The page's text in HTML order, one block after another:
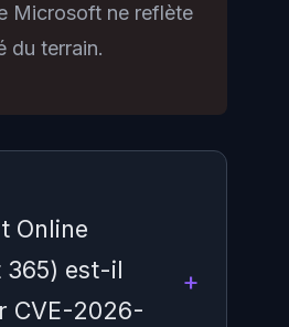
Microsoft ne reflète
du terrain.
Online
est-il
CVE-2026-